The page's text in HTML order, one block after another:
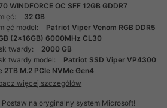
WINDFORCE OC SFF 12GB GDDR7
32 GB
model:
Patriot Viper Venom RGB DDR5
(2x16GB) 6000MHz CL30
twardy:
2000 GB
twardy model:
Patriot SSD Viper VP4300
2TB M.2 PCIe NVMe Gen4
więcej szczegółów
Postaw na oryginalny system Microsoft!